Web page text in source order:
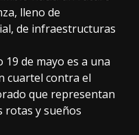
lleno de
de infraestructuras
de mayo es a una
cuartel contra el
que representan
rotas y sueños